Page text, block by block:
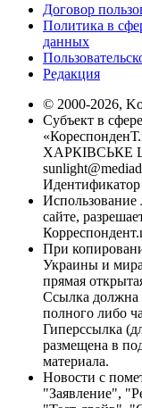
Договор
Политика в
данных
Редакция
© 2000-2026,
Субъект в
ХАРКІВСЬКЕ
сайте,
При
Украины и
прямая
Ссылка должна
полного либо
Гиперссылка
размещена в
материала.
Новости с
"Заявление",